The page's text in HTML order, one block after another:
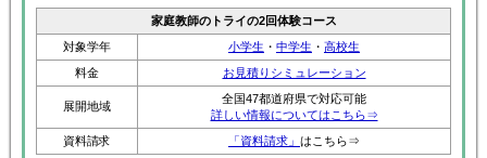
家庭教師のトライの2回体験コース
対象学年
小学生 ・ 中学生 ・ 高校生
料金
お見積りシミュレーション
展開地域
全国47都道府県で対応可能
詳しい情報についてはこちら⇒
資料請求
「資料請求」 はこちら⇒